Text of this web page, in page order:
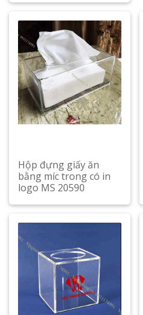
Hộp đựng giấy ăn
bằng míc trong có in
logo MS 20590